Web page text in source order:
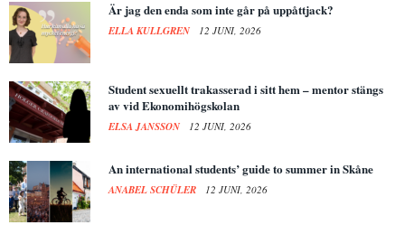
Är jag den enda som inte går på uppåttjack?
ELLA KULLGREN 12 JUNI, 2026
Student sexuellt trakasserad i sitt hem – mentor stängs
av vid Ekonomihögskolan
ELSA JANSSON 12 JUNI, 2026
An international students’ guide to summer in Skåne
ANABEL SCHÜLER 12 JUNI, 2026